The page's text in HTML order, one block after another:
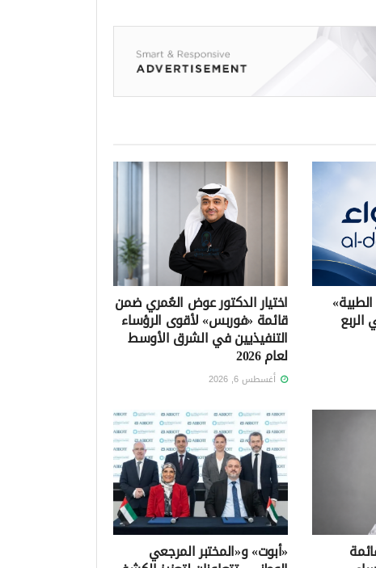
في الربع
اختيار الدكتور عوض العُمري ضمن
قائمة «فوربس» لأقوى الرؤساء
التنفيذيين في الشرق الأوسط
لعام 2026
أغسطس 6, 2026
«أبوت» و«المختبر المرجعي